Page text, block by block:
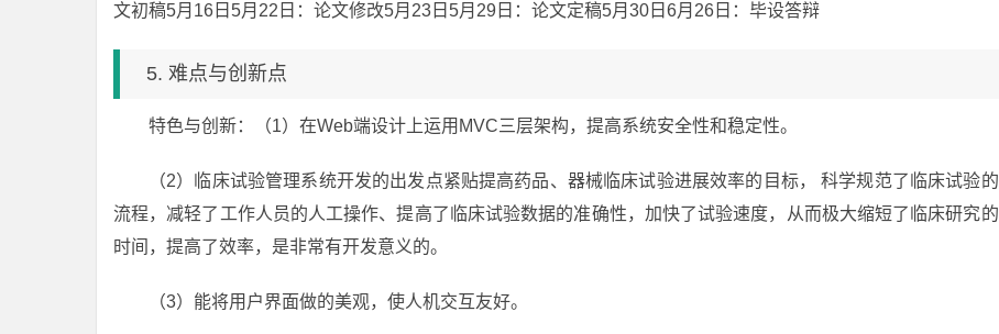
文初稿5月16日5月22日：论文修改5月23日5月29日：论文定稿5月30日6月26日：毕设答辩
5. 难点与创新点
特色与创新：（1）在Web端设计上运用MVC三层架构，提高系统安全性和稳定性。
（2）临床试验管理系统开发的出发点紧贴提高药品、器械临床试验进展效率的目标， 科学规范了临床试验的
流程，减轻了工作人员的人工操作、提高了临床试验数据的准确性，加快了试验速度，从而极大缩短了临床研究的
时间，提高了效率，是非常有开发意义的。
（3）能将用户界面做的美观，使人机交互友好。